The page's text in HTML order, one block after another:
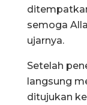
semoga
ujarnya.
Setelah
langsung
ditujukan